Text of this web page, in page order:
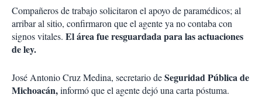
Compañeros de trabajo solicitaron el apoyo de paramédicos; al
arribar al sitio, confirmaron que el agente ya no contaba con
signos vitales. El área fue resguardada para las actuaciones
de ley.
José Antonio Cruz Medina, secretario deSeguridad Pública de
Michoacán,informó que el agente dejó una carta póstuma.